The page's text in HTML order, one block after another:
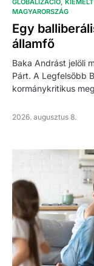
MAGYARORSZÁG
Egy
államfő
Baka Andrást jelöli
Párt. A Legfelsőbb
kormánykritikus
2026. augusztus 8.